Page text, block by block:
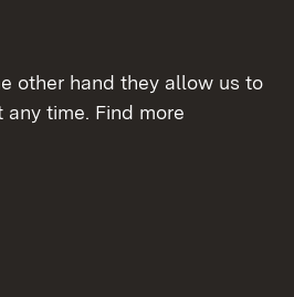
other hand they allow us to
time. Find more